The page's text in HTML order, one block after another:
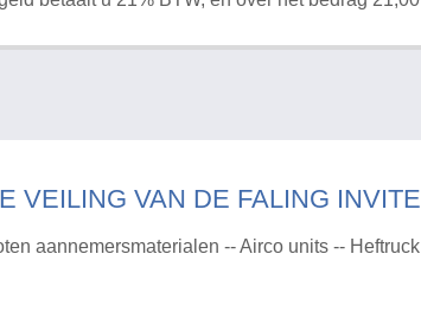
VEILING VAN DE FALING
aannemersmaterialen -- Airco units --